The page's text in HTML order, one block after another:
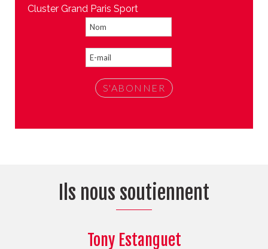
Cluster Grand Paris Sport
Ils nous soutiennent
Tony Estanguet